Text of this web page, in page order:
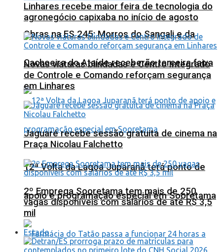
Obras na ES 245: Morros do Sangali e da
Cachoeira do Ataíde receberão terceira faixa
12ª Volta da Lagoa Juparanã terá ponto de
apoio e programação especial em Sooretama
Linhares recebe maior feira de tecnologia do
agronegócio capixaba no início de agosto
Novas viaturas blindadas e Centro Integrado
de Controle e Comando reforçam segurança
em Linhares
Jaguaré recebe sessão gratuita de cinema na
Praça Nicolau Falchetto
2º Emprega Sooretama tem mais de 250
vagas disponíveis com salários de até R$ 3,5
mil
Estado